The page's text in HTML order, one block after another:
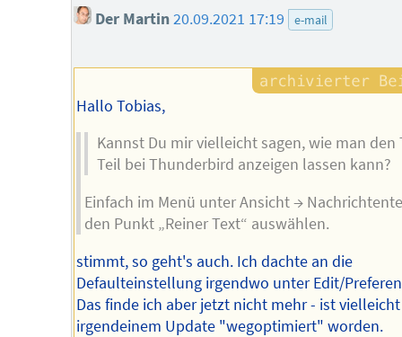
Der Martin20.09.2021 17:19 e-mail
Hallo Tobias,
Kannst Du mir vielleicht sagen, wie man den
Teil bei Thunderbird anzeigen lassen kann?
Einfach im Menü unter Ansicht →
den Punkt „Reiner Text“ auswählen.
stimmt, so geht's auch. Ich dachte an die
Defaulteinstellung irgendwo unter Edit/
Das finde ich aber jetzt nicht mehr - ist
irgendeinem Update "wegoptimiert" worden.